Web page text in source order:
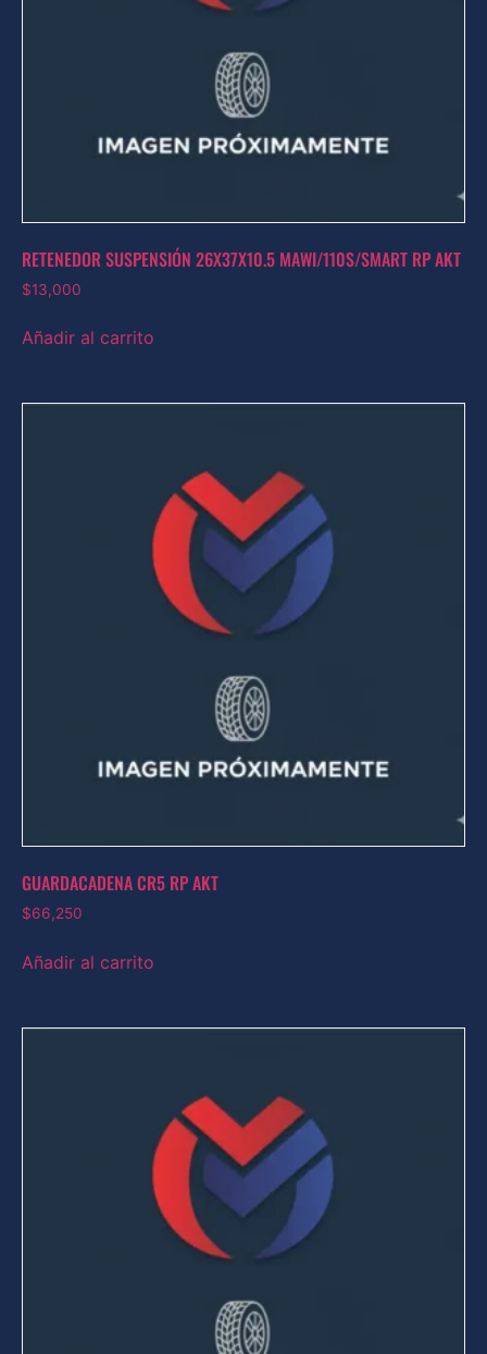
RETENEDOR SUSPENSIÓN 26X37X10.5 MAWI/110S/SMART RP AKT
$13,000
Añadir al carrito
GUARDACADENA CR5 RP AKT
$66,250
Añadir al carrito